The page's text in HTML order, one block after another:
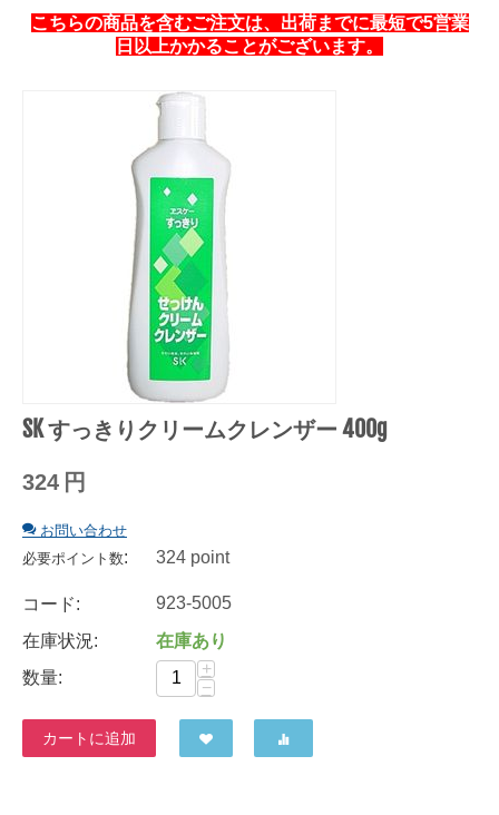
こちらの商品を含むご注文は、出荷までに最短で5営業
日以上かかることがございます。
SK すっきりクリームクレンザー 400g
324 円
お問い合わせ
必要ポイント数: 324 point
コード:
923-5005
在庫状況:
在庫あり
数量:
+
−
カートに追加